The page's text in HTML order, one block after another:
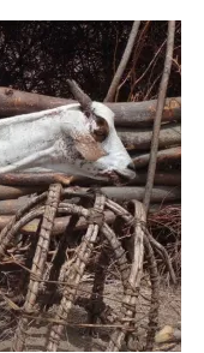
helfen
Online-
und
unsere